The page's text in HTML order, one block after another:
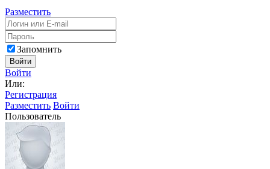
Разместить
Запомнить
Войти
Войти
Или:
Регистрация
Разместить Войти
Пользователь